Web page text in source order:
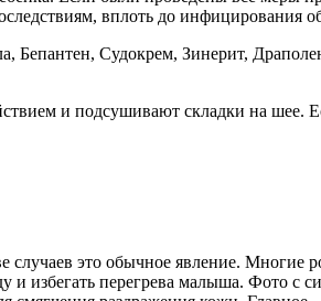
вплоть до инфицирования
Бепантен, Судокрем, Зинерит,
и подсушивают складки на шее.
это обычное явление.
перегрева малыша. Фото с